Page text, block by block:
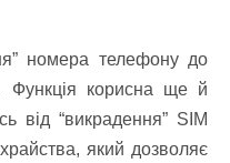
номера телефону до
Функція корисна ще й
від “викрадення” SIM
який дозволяє